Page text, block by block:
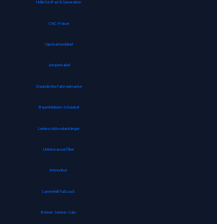
Hülle für iPad 8. Generation
CNC-Fräser
Gipskartondübel
Jumperkabel
Staubdichte Fahrradmaske
Baumklettern Schaukel
Lederschlüsselanhänger
Unterwasserfilter
Immunkur
Lammfell-Fußsack
Bohrer-Senker-Satz